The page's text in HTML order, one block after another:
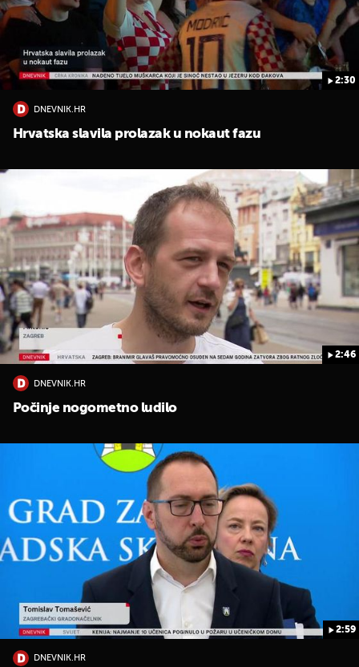
2:30
DNEVNIK.HR
Hrvatska slavila prolazak u nokaut fazu
2:46
DNEVNIK.HR
Počinje nogometno ludilo
2:59
DNEVNIK.HR
UKLJUČITE NOTIFIKACIJE